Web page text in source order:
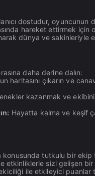
dostudur, oyuncunun
hareket ettirmek için
dünya ve sakinleriyle
daha derine dalın:
haritasını çıkarın ve
kazanmak ve
Hayatta kalma ve keşif
konusunda tutkulu bir ekip
etkinliklerle sizi gelişen bir
ile etkileyici puanlar